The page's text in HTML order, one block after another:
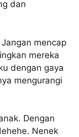
dan
mencap
mereka
dengan gaya
mengurangi
Dengan
Nenek